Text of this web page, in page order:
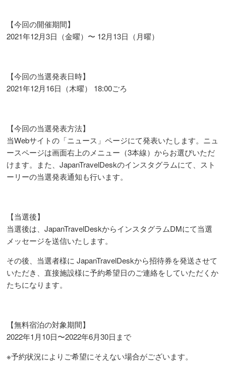
【今回の開催期間】
2021年12月3日（金曜）〜 12月13日（月曜）
【今回の当選発表日時】
2021年12月16日（木曜） 18:00ごろ
【今回の当選発表方法】
当Webサイトの「ニュース」ページにて発表いたします。ニュ
ースページは画面右上のメニュー（3本線）からお選びいただ
けます。また、JapanTravelDeskのインスタグラムにて、スト
ーリーの当選発表通知も行います。
【当選後】
当選後は、JapanTravelDeskからインスタグラムDMにて当選
メッセージを送信いたします。
その後、当選者様に JapanTravelDeskから招待券を発送させて
いただき、直接施設様に予約希望日のご連絡をしていただくか
たちになります。
【無料宿泊の対象期間】
2022年1月10日〜2022年6月30日まで
※予約状況によりご希望にそえない場合がございます。